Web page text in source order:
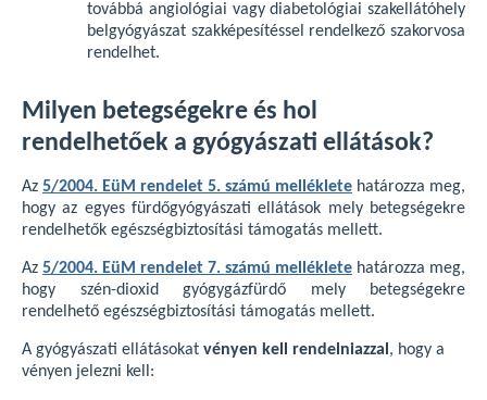
továbbá angiológiai vagy diabetológiai szakellátóhely
belgyógyászat szakképesítéssel rendelkező szakorvosa
rendelhet.
Milyen betegségekre és hol
rendelhetőek a gyógyászati ellátások?
Az 5/2004. EüM rendelet 5. számú melléklete határozza meg,
hogy az egyes fürdőgyógyászati ellátások mely betegségekre
rendelhetők egészségbiztosítási támogatás mellett.
Az 5/2004. EüM rendelet 7. számú melléklete határozza meg,
hogy szén-dioxid gyógygázfürdő mely betegségekre
rendelhető egészségbiztosítási támogatás mellett.
A gyógyászati ellátásokat vényen kell rendelniazzal , hogy a
vényen jelezni kell: